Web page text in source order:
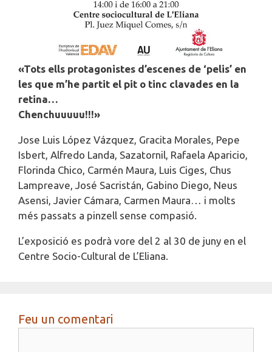
«Tots ells protagonistes d’escenes de ‘pelis’ en
les que m’he partit el pit o tinc clavades en la
retina…
Chenchuuuuu!!!»
Jose Luis López Vázquez, Gracita Morales, Pepe
Isbert, Alfredo Landa, Sazatornil, Rafaela Aparicio,
Florinda Chico, Carmén Maura, Luis Ciges, Chus
Lampreave, José Sacristán, Gabino Diego, Neus
Asensi, Javier Cámara, Carmen Maura… i molts
més passats a pinzell sense compasió.
L’exposició es podrà vore del 2 al 30 de juny en el
Centre Socio-Cultural de L’Eliana.
Feu un comentari